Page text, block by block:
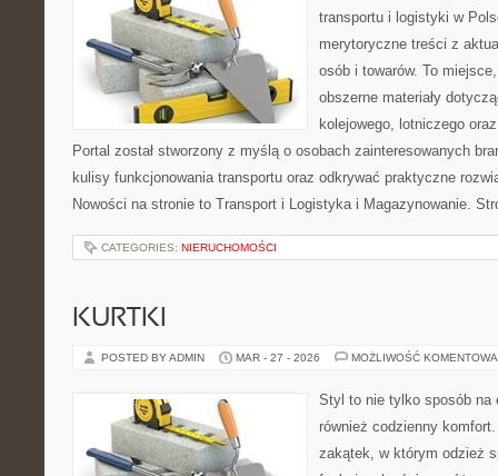
transportu i logistyki w
merytoryczne treści z
osób i towarów. To
obszerne materiały
kolejowego, lotniczego
Portal został stworzony z myślą o osobach zainteresowanych
kulisy funkcjonowania transportu oraz odkrywać praktyczne
Nowości na stronie to Transport i Logistyka i Magazynowanie.
CATEGORIES: NIERUCHOMOŚCI
KURTKI
POSTED BY ADMIN MAR - 27 - 2026 MOŻLIWOŚĆ
Styl to nie tylko sposób na
również codzienny
zakątek, w którym odzież